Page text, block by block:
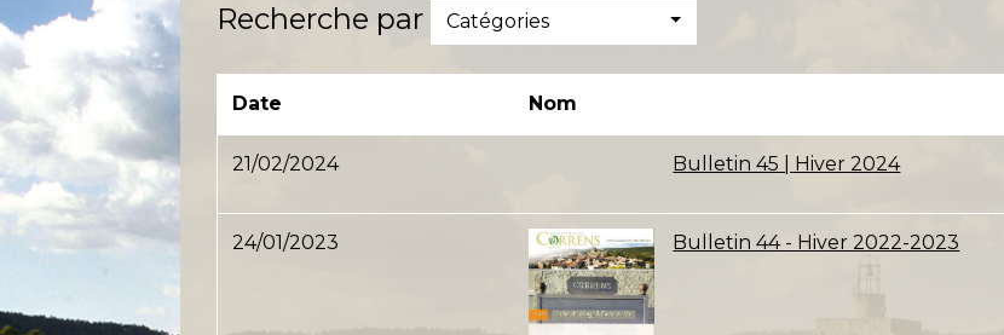
Recherche par Catégories
Date Nom
21/02/2024 Bulletin 45 | Hiver 2024
24/01/2023 Bulletin 44 - Hiver 2022-2023